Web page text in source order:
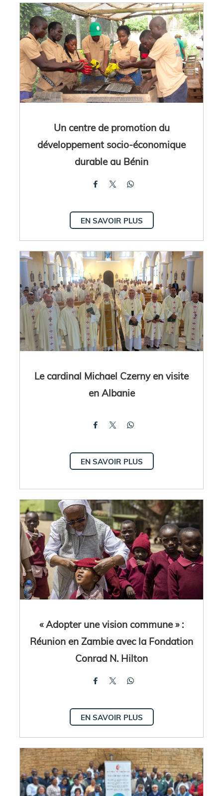
Un centre de promotion du
développement socio-économique
durable au Bénin
EN SAVOIR PLUS
Le cardinal Michael Czerny en visite
en Albanie
EN SAVOIR PLUS
« Adopter une vision commune » :
Réunion en Zambie avec la Fondation
Conrad N. Hilton
EN SAVOIR PLUS